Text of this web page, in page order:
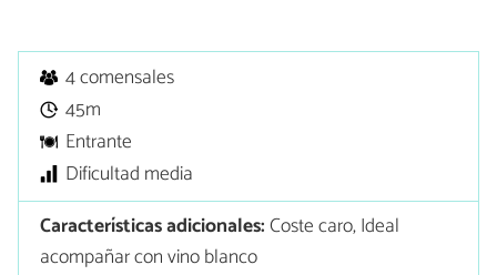
4 comensales
45m
Entrante
Dificultad media
Características adicionales:Coste caro, Ideal
acompañar con vino blanco